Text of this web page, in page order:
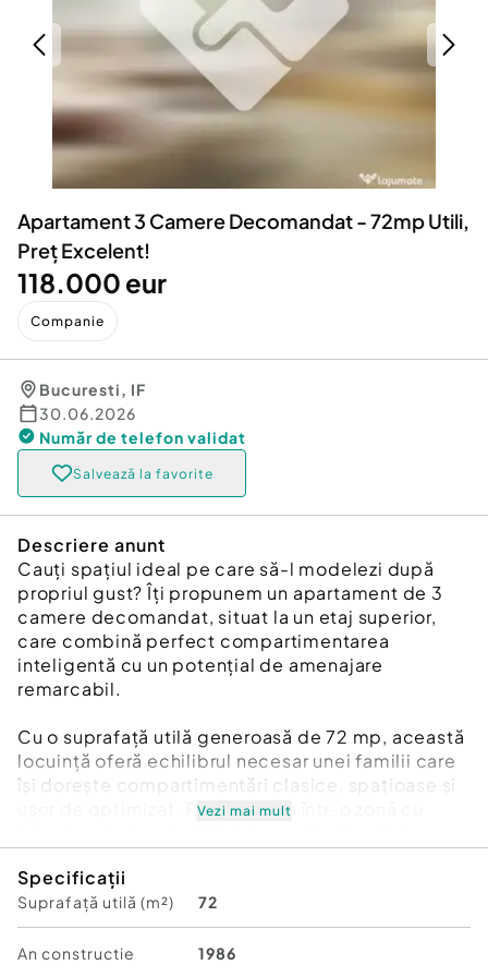
Servicii
Animale de companie
Afaceri și echipamente profesionale
Inchiriere Bunuri si Vehicule
Utilaje agricole si industriale
Piese auto si accesorii
Dacia Duster
Apartament 3 Camere Decomandat - 72mp Utili,
Preț Excelent!
118.000 eur
Companie
Bucuresti, IF
30.06.2026
Număr de telefon validat
Salvează la favorite
Descriere anunt
Cauți spațiul ideal pe care să-l modelezi după
propriul gust? Îți propunem un apartament de 3
camere decomandat, situat la un etaj superior,
care combină perfect compartimentarea
inteligentă cu un potențial de amenajare
remarcabil.
Cu o suprafață utilă generoasă de 72 mp, această
locuință oferă echilibrul necesar unei familii care
își dorește compartimentări clasice, spațioase și
ușor de optimizat. Poziționarea într-o zonă cu
imediată față de centre comerciale, școli și
rețeaua de transport public.
Puncte forte ale acestei proprietăți:
Vezi mai mult
Specificații
Suprafață utilă (m²) 72
An constructie 1986